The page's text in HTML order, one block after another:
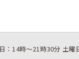
：14時～21時30分 土